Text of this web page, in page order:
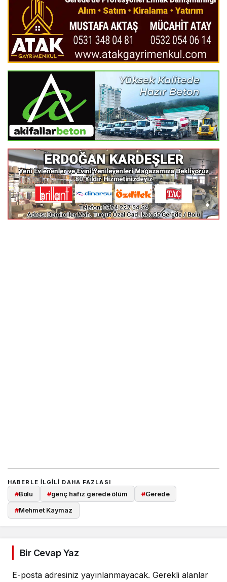
HABERLE ILGILI DAHA FAZLASI
#Bolu #genç hafız gerede ölüm #Gerede
#Mehmet Kaymaz
Bir Cevap Yaz
E-posta adresiniz yayınlanmayacak. Gerekli alanlar